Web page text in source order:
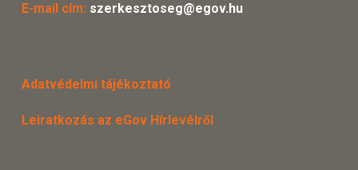
E-mail cím: szerkesztoseg@egov.hu
Adatvédelmi tájékoztató
Leiratkozás az eGov Hírlevélről